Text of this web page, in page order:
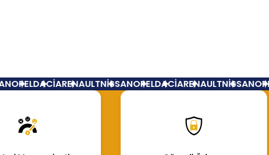
OPELDACİARENAULTNİSSANOPELDACİARENAULTNİSSANOPEL